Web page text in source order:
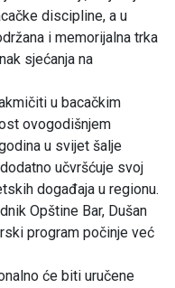
discipline, a u
i memorijalna trka
sjećanja na
u bacačkim
ovogodišnjem
u svijet šalje
učvršćuje svoj
događaja u regionu.
Opštine Bar, Dušan
program počinje već
će biti uručene